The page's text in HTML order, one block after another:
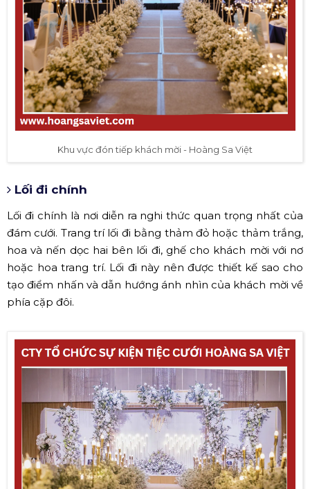
Khu vực đón tiếp khách mời - Hoàng Sa Việt
Lối đi chính
Lối đi chính là nơi diễn ra nghi thức quan trọng nhất của
đám cưới. Trang trí lối đi bằng thảm đỏ hoặc thảm trắng,
hoa và nến dọc hai bên lối đi, ghế cho khách mời với nơ
hoặc hoa trang trí. Lối đi này nên được thiết kế sao cho
tạo điểm nhấn và dẫn hướng ánh nhìn của khách mời về
phía cặp đôi.